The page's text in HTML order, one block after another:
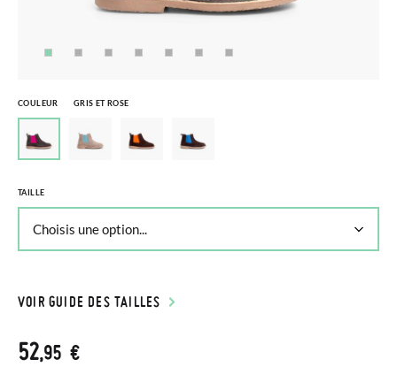
COULEUR GRIS ET ROSE
TAILLE
VOIR GUIDE DES TAILLES
52,95 €